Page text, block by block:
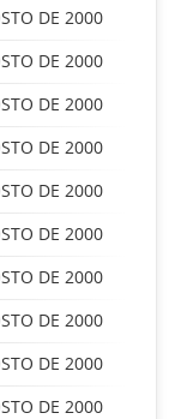
DE 2000
DE 2000
DE 2000
DE 2000
DE 2000
DE 2000
DE 2000
DE 2000
DE 2000
DE 2000